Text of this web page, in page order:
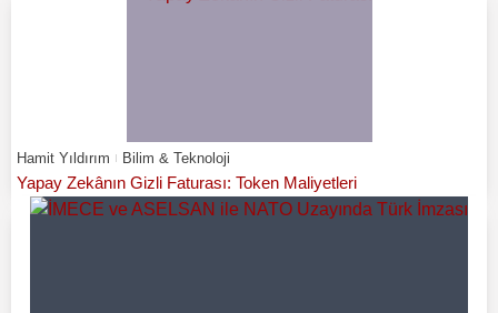
Hamit Yıldırım Bilim & Teknoloji
Yapay Zekânın Gizli Faturası: Token Maliyetleri